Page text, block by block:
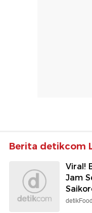
Berita detikcom
Viral!
Jam